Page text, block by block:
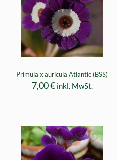
Primula x auricula Atlantic (BSS)
7,00€ inkl. MwSt.